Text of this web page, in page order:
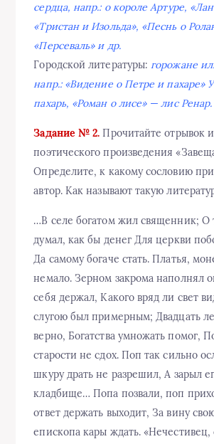
сердца, напр.: о короле Артуре,
«Тристан и Изольда», «Песнь о
«Персеваль» и др.
Городской литературы:горожане
напр.: «Видение о Петре и пахаре»
пахарь, «Роман о лисе» — лис Ренар.
Задание № 2. Прочитайте отрывок
поэтического произведения
Определите, к какому сословию
автор. Как называют такую
…В селе богатом жил священник; О
думал, как бы денег Для церкви
Да самому богаче стать. Платья,
немало. Зерном закрома наполнял
себя держал, Какого вряд ли свет
слугою был примерным; Двадцать
верно, Богатства умножать помог,
старости не сдох. Поп так сильно
шкуру драть не разрешил, А зарыл
кладбище… Попа позвали, поп
ответ держать выходит, За вину
епископа кары ждать. «Нечестивец,